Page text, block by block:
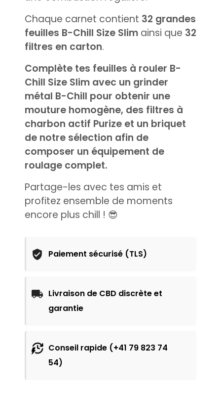
Chaque carnet contient 32 grandes
feuilles B-Chill Size Slim ainsi que 32
filtres en carton.
Complète tes feuilles à rouler B-
Chill Size Slim avec un grinder
métal B-Chill pour obtenir une
mouture homogène, des filtres à
charbon actif Purize et un briquet
de notre sélection afin de
composer un équipement de
roulage complet.
Partage-les avec tes amis et
profitez ensemble de moments
encore plus chill ! 😎
Paiement sécurisé (TLS)
Livraison de CBD discrète et
garantie
Conseil rapide (+41 79 823 74
54)